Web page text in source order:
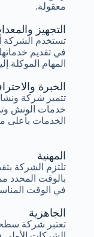
الخبرة
تتميز شركة
خدمات الونش
الخدمات بأعلى
التجهيز
تستخدم الشركة
في تقديم
المهام الموكلة
معقولة.
المهنية
تلتزم الشركة
بالوقت المحدد
في الوقت
الجاهزية
تعتبر شركة